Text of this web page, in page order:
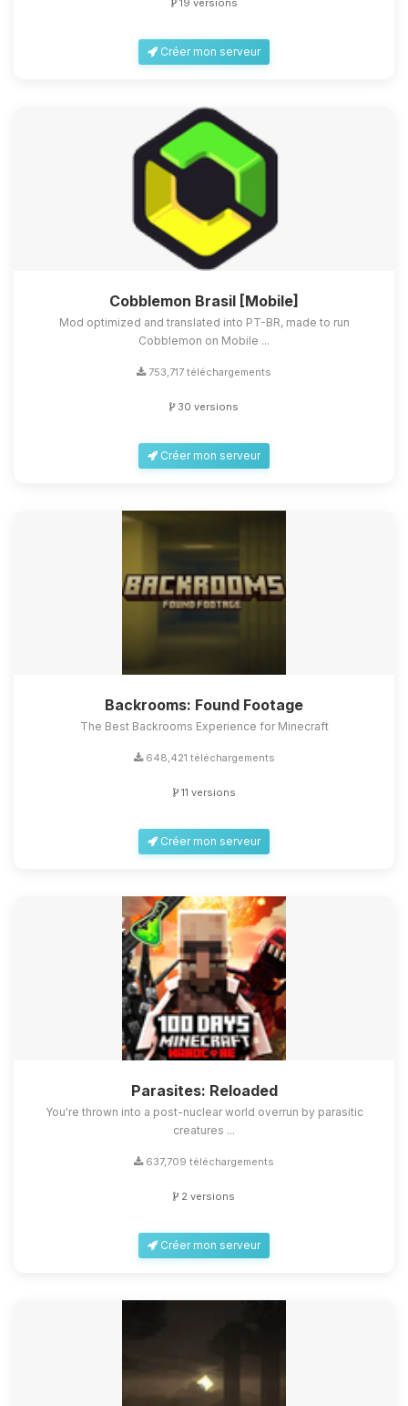
Créer mon serveur
Cobblemon Brasil [Mobile]
Mod optimized and translated into PT-BR, made to run
Cobblemon on Mobile ...
753,717 téléchargements
30 versions
Créer mon serveur
Backrooms: Found Footage
The Best Backrooms Experience for Minecraft
648,421 téléchargements
11 versions
Créer mon serveur
Parasites: Reloaded
You're thrown into a post-nuclear world overrun by parasitic
creatures ...
637,709 téléchargements
2 versions
Créer mon serveur